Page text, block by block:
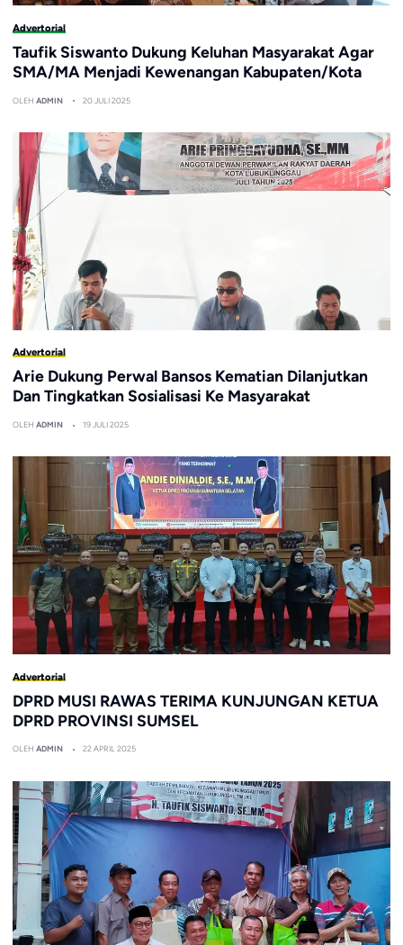
Advertorial
Taufik Siswanto Dukung Keluhan Masyarakat Agar
SMA/MA Menjadi Kewenangan Kabupaten/Kota
OLEH ADMIN 20 JULI 2025
Advertorial
Arie Dukung Perwal Bansos Kematian Dilanjutkan
Dan Tingkatkan Sosialisasi Ke Masyarakat
OLEH ADMIN 19 JULI 2025
Advertorial
DPRD MUSI RAWAS TERIMA KUNJUNGAN KETUA
DPRD PROVINSI SUMSEL
OLEH ADMIN 22 APRIL 2025